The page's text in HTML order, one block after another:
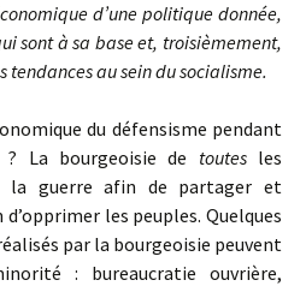
d’une politique donnée,
sont à sa base et, troisièmement,
tendances au sein du socialisme.
du défensisme pendant
? La bourgeoisie de toutes les
la guerre afin de partager et
les peuples. Quelques
par la bourgeoisie peuvent
: bureaucratie ouvrière,